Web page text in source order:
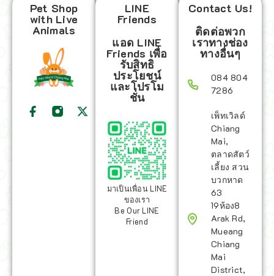
Pet Shop
with Live
Animals
LINE
Friends
แอด LINE
Friends เพื่อ
รับสิทธิ
ประโยชน์
และโปรโม
ชั่น
มาเป็นเพื่อน LINE
ของเรา
Be Our LINE
Friend
Contact Us!
ติดต่อพวก
เราทางช่อง
ทางอื่นๆ
084 804
7286
เพ็ทเวิลด์
Chiang
Mai,
ตลาดสัตว์
เลี้ยง สวน
บวกหาด
63
19ห้อง8
Arak Rd,
Mueang
Chiang
Mai
District,